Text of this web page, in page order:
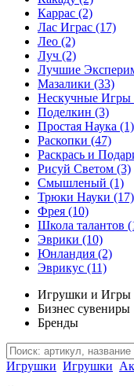
Каррас (2)
Лас Играс (17)
Лео (2)
Луч (2)
Лучшие
Мазалики (33)
Нескучные Игры
Поделкин (3)
Простая Наука (1)
Раскопки (47)
Раскрась и
Рисуй Светом (3)
Смышленый (1)
Трюки Науки (17)
Фрея (10)
Школа талантов
Эврики (10)
Юнландия (2)
Эврикус (11)
Игрушки и Игры
Бизнес сувениры
Бренды
Игрушки Игрушки